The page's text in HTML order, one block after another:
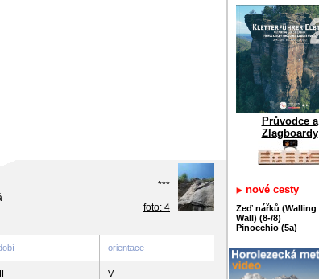
***
foto: 4
orientace
V
Průvodce a
Zlagboardy
nové cesty
Zeď nářků (Walling
Wall) (8-/8)
Pinocchio (5a)